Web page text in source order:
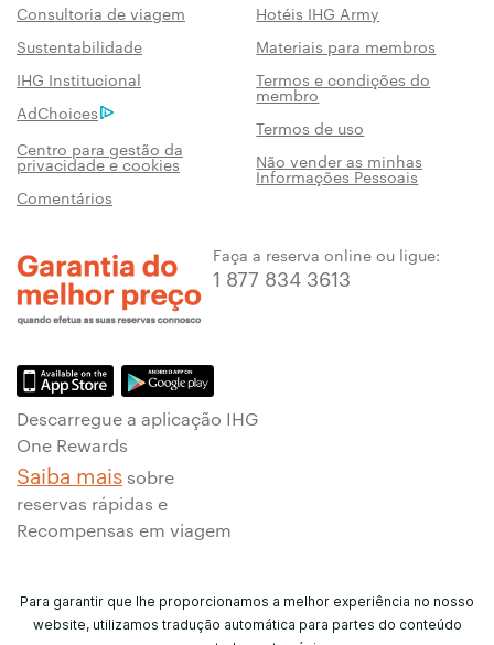
Consultoria de viagem
Hotéis IHG Army
Sustentabilidade
Materiais para membros
IHG Institucional
Termos e condições do
membro
AdChoices
Termos de uso
Centro para gestão da
privacidade e cookies Não vender as minhas
Informações Pessoais
Comentários
Faça a reserva online ou ligue:
1 877 834 3613
Descarregue a aplicação IHG
One Rewards
Saiba mais sobre
reservas rápidas e
Recompensas em viagem
Para garantir que lhe proporcionamos a melhor experiência no nosso
website, utilizamos tradução automática para partes do conteúdo